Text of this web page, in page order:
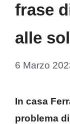
frase
alle
6 Marzo
In casa
problema